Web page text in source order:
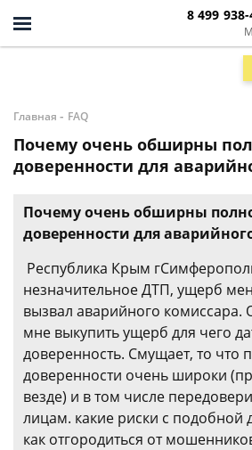
8 499
Главная - FAQ
Почему очень обширны
доверенности для
Почему очень обширны
доверенности для
Республика Крым
незначительное ДТП, ущерб
вызвал аварийного комиссара.
мне выкупить ущерб для чего
доверенность. Смущает, то что
доверенности очень широки
везде) и в том числе
лицам. какие риски с подобной
как отгородиться от